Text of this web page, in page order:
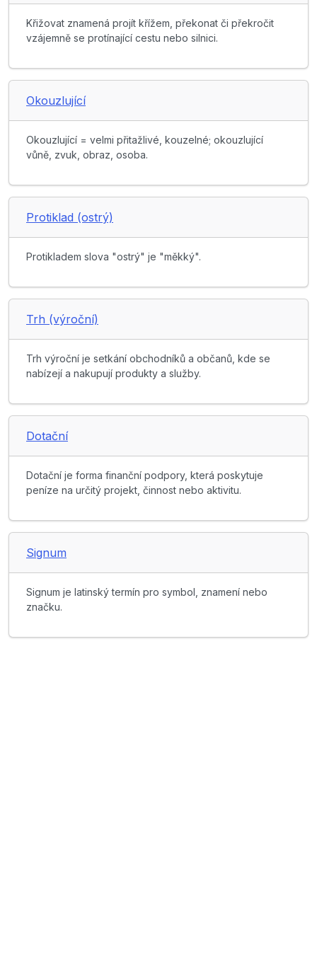
Křižovat znamená projít křížem, překonat či překročit
vzájemně se protínající cestu nebo silnici.
Okouzlující
Okouzlující = velmi přitažlivé, kouzelné; okouzlující
vůně, zvuk, obraz, osoba.
Protiklad (ostrý)
Protikladem slova "ostrý" je "měkký".
Trh (výroční)
Trh výroční je setkání obchodníků a občanů, kde se
nabízejí a nakupují produkty a služby.
Dotační
Dotační je forma finanční podpory, která poskytuje
peníze na určitý projekt, činnost nebo aktivitu.
Signum
Signum je latinský termín pro symbol, znamení nebo
značku.